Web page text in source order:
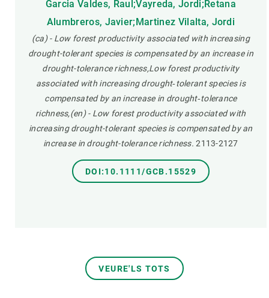
Garcia Valdes, Raul;Vayreda, Jordi;Retana
Alumbreros, Javier;Martinez Vilalta, Jordi
(ca) - Low forest productivity associated with increasing
drought-tolerant species is compensated by an increase in
drought-tolerance richness,Low forest productivity
associated with increasing drought‐tolerant species is
compensated by an increase in drought‐tolerance
richness,(en) - Low forest productivity associated with
increasing drought-tolerant species is compensated by an
increase in drought-tolerance richness. 2113-2127
DOI:10.1111/GCB.15529
VEURE'LS TOTS